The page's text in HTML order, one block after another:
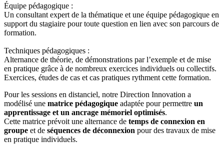
Équipe pédagogique :
Un consultant expert de la thématique et une équipe pédagogique en
support du stagiaire pour toute question en lien avec son parcours de
formation.
Techniques pédagogiques :
Alternance de théorie, de démonstrations par l’exemple et de mise
en pratique grâce à de nombreux exercices individuels ou collectifs.
Exercices, études de cas et cas pratiques rythment cette formation.
Pour les sessions en distanciel, notre Direction Innovation a
modélisé une matrice pédagogique adaptée pour permettre un
apprentissage et un ancrage mémoriel optimisés.
Cette matrice prévoit une alternance de temps de connexion en
groupe et de séquences de déconnexion pour des travaux de mise
en pratique individuels.